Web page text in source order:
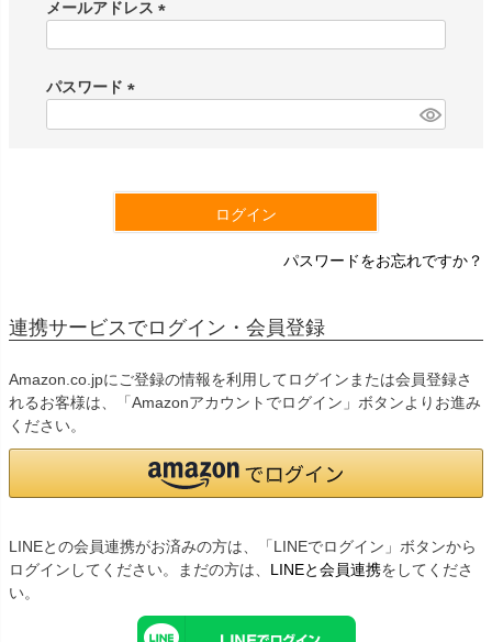
メールアドレス
)
パスワード
ログイン
パスワードをお忘れですか？
連携サービスでログイン・会員登録
Amazon.co.jpにご登録の情報を利用してログインまたは会員登録さ
れるお客様は、「Amazonアカウントでログイン」ボタンよりお進み
ください。
LINEとの会員連携がお済みの方は、「LINEでログイン」ボタンから
ログインしてください。まだの方は、 LINEと会員連携をしてくださ
い。